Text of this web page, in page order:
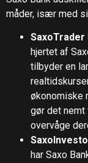
måder, især med
hjertet af
tilbyder en
økonomiske
gør det nemt
overvåge
har Saxo